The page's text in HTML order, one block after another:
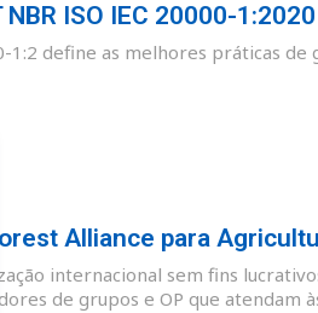
NBR ISO IEC 20000-
1:2 define as melhores práticas
Alliance para
internacional sem fins
de grupos e OP que